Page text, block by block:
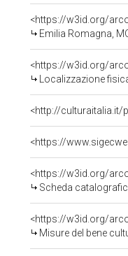
<https://w3id.org/
Emilia Romagna,
<https://w3id.org/
Localizzazione
<http://culturaitalia.it/
<https://
<https://w3id.org/
Scheda
<https://w3id.org/
Misure del bene